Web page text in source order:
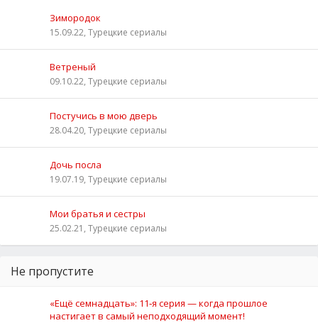
Зимородок
15.09.22, Турецкие сериалы
Ветреный
09.10.22, Турецкие сериалы
Постучись в мою дверь
28.04.20, Турецкие сериалы
Дочь посла
19.07.19, Турецкие сериалы
Мои братья и сестры
25.02.21, Турецкие сериалы
Не пропустите
«Ещё семнадцать»: 11‑я серия — когда прошлое
настигает в самый неподходящий момент!